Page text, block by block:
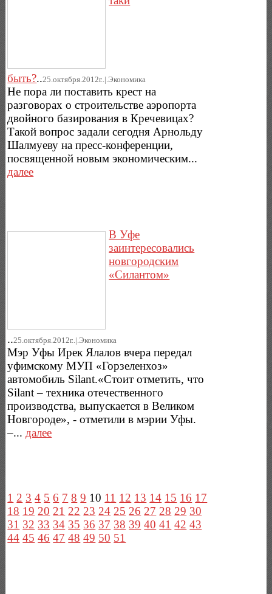
быть?..25.октября.2012г..|.Экономика
Не пора ли поставить крест на
разговорах о строительстве аэропорта
двойного базирования в Кречевицах?
Такой вопрос задали сегодня Арнольду
Шалмуеву на пресс-конференции,
посвященной новым экономическим...
далее
В Уфе
заинтересовались
новгородским
«Силантом»
..25.октября.2012г..|.Экономика
Мэр Уфы Ирек Ялалов вчера передал
уфимскому МУП «Горзеленхоз»
автомобиль Silant.«Стоит отметить, что
Silant – техника отечественного
производства, выпускается в Великом
Новгороде», - отметили в мэрии Уфы.
–...далее
1 2 3 4 5 6 7 8 9 10 11 12 13 14 15 16 17
18 19 20 21 22 23 24 25 26 27 28 29 30
31 32 33 34 35 36 37 38 39 40 41 42 43
44 45 46 47 48 49 50 51